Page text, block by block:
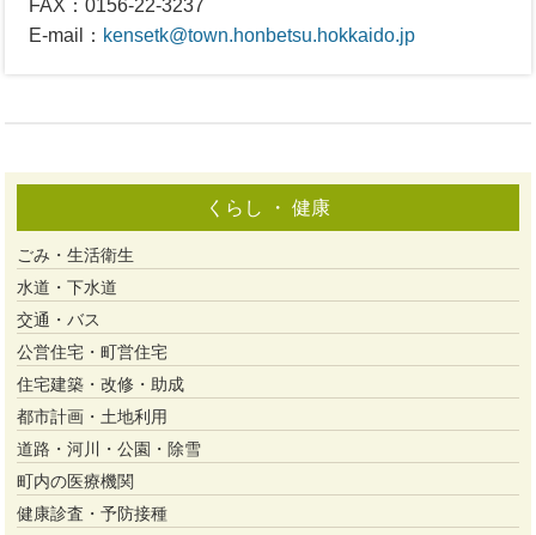
FAX：0156-22-3237
E-mail： kensetk@town.honbetsu.hokkaido.jp
くらし ・ 健康
ごみ・生活衛生
水道・下水道
交通・バス
公営住宅・町営住宅
住宅建築・改修・助成
都市計画・土地利用
道路・河川・公園・除雪
町内の医療機関
健康診査・予防接種